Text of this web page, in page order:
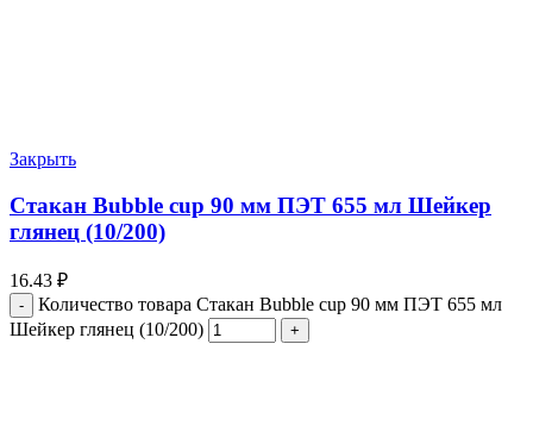
Закрыть
Стакан Bubble cup 90 мм ПЭТ 655 мл Шейкер
глянец (10/200)
16.43 ₽
Количество товара Стакан Bubble cup 90 мм ПЭТ 655 мл
Шейкер глянец (10/200)